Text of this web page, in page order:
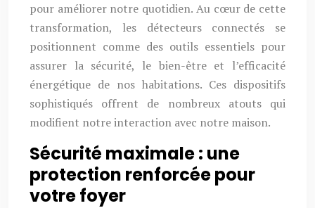
pour améliorer notre quotidien. Au cœur de cette
transformation, les détecteurs connectés se
positionnent comme des outils essentiels pour
assurer la sécurité, le bien-être et l’efficacité
énergétique de nos habitations. Ces dispositifs
sophistiqués offrent de nombreux atouts qui
modifient notre interaction avec notre maison.
Sécurité maximale : une
protection renforcée pour
votre foyer